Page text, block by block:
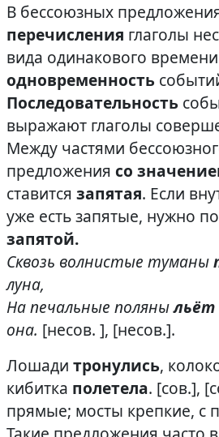
В бессоюзных
перечисления глаголы
вида одинакового
одновременность
Последовательность
выражают глаголы
Между частями
предложения со
ставится запятая. Если
уже есть запятые, нужно
запятой.
Сквозь волнистые туманы
луна,
На печальные поляныльёт
она. [несов. ], [несов.].
Лошади тронулись,
кибитка полетела. [сов.],
прямые; мосты крепкие, с